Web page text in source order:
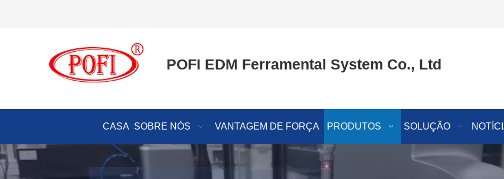
POFI EDM Ferramental System Co., Ltd
CASA SOBRE NÓS VANTAGEM DE FORÇA PRODUTOS SOLUÇÃO